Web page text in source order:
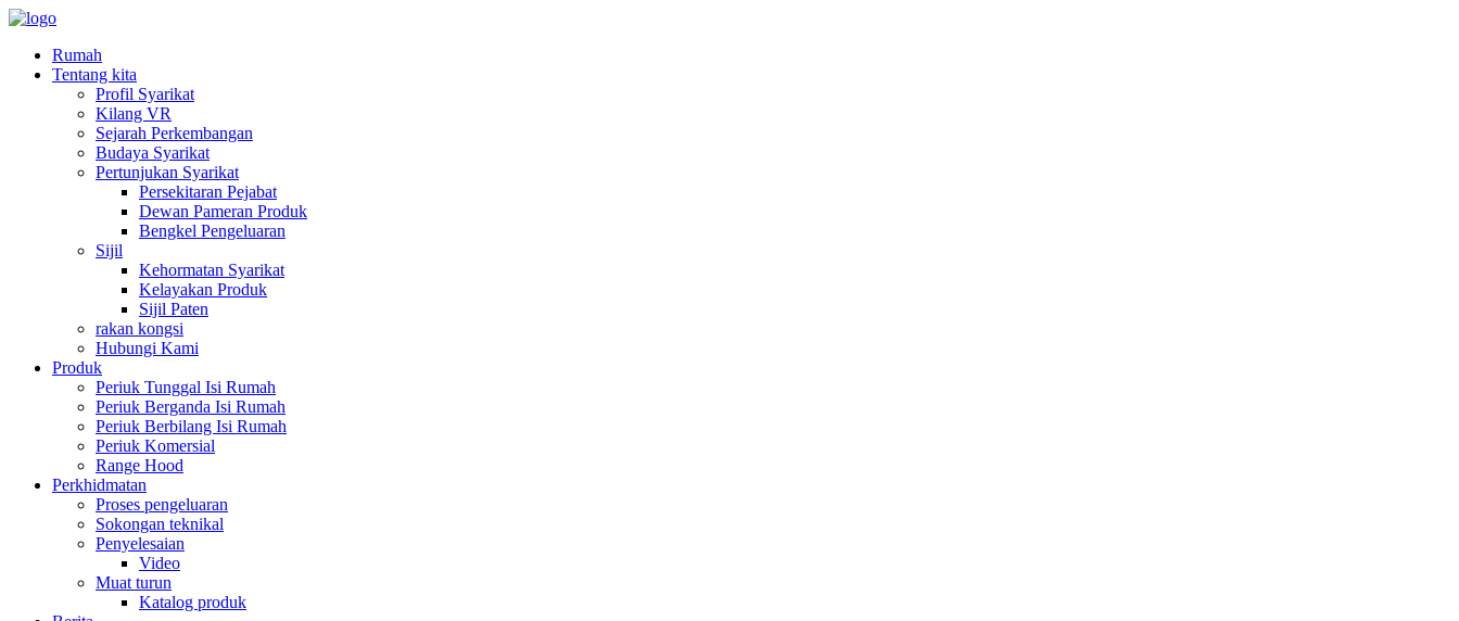
Rumah
Tentang kita
Profil Syarikat
Kilang VR
Sejarah Perkembangan
Budaya Syarikat
Pertunjukan Syarikat
Persekitaran Pejabat
Dewan Pameran Produk
Bengkel Pengeluaran
Sijil
Kehormatan Syarikat
Kelayakan Produk
Sijil Paten
rakan kongsi
Hubungi Kami
Produk
Periuk Tunggal Isi Rumah
Periuk Berganda Isi Rumah
Periuk Berbilang Isi Rumah
Periuk Komersial
Range Hood
Perkhidmatan
Proses pengeluaran
Sokongan teknikal
Penyelesaian
Video
Muat turun
Katalog produk